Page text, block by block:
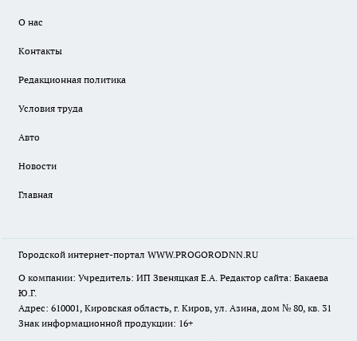
О нас
Контакты
Редакционная политика
Условия труда
Авто
Новости
Главная
Городской интернет-портал WWW.PROGORODNN.RU
О компании: Учредитель: ИП Звеняцкая Е.А. Редактор сайта: Бакаева
Ю.Г.
Адрес: 610001, Кировская область, г. Киров, ул. Азина, дом № 80, кв. 31
Знак информационной продукции: 16+